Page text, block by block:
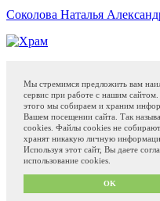
Соколова Наталья
Соколова Наталья
Жостовская роспись
Программа привилегий с
Сделано вQS50.ru
Политика
Пользовательское
Мы стремимся предложить вам
сервис при работе с нашим
этого мы собираем и храним
Вашем посещении сайта. Так
cookies. Файлы cookies не
хранят никакую личную
Используя этот сайт, Вы даете
использование cookies.
OK